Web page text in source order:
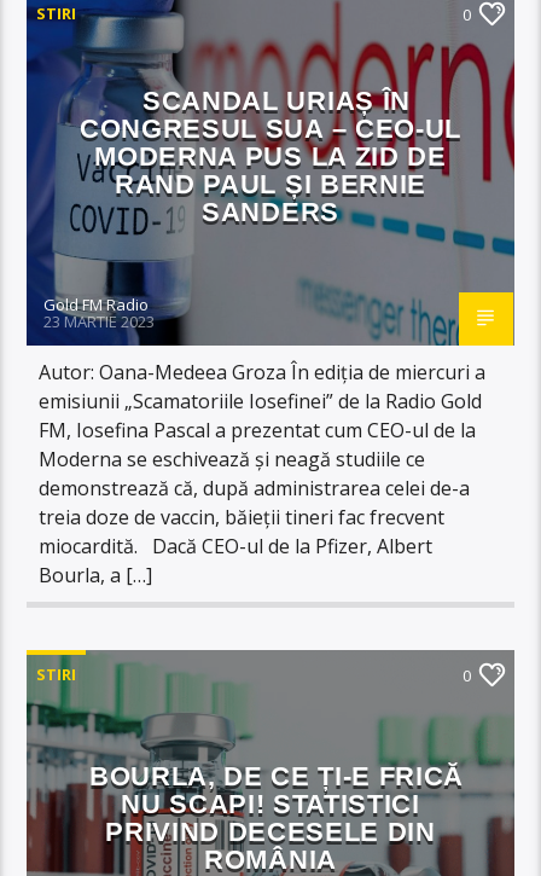
STIRI 0
SCANDAL URIAȘ ÎN
CONGRESUL SUA – CEO-UL
MODERNA PUS LA ZID DE
RAND PAUL ȘI BERNIE
SANDERS
Gold FM Radio
23 MARTIE 2023
Autor: Oana-Medeea Groza În ediția de miercuri a
emisiunii „Scamatoriile Iosefinei” de la Radio Gold
FM, Iosefina Pascal a prezentat cum CEO-ul de la
Moderna se eschivează și neagă studiile ce
demonstrează că, după administrarea celei de-a
treia doze de vaccin, băieții tineri fac frecvent
miocardită. Dacă CEO-ul de la Pfizer, Albert
Bourla, a […]
STIRI 0
BOURLA, DE CE ȚI-E FRICĂ
NU SCAPI! STATISTICI
PRIVIND DECESELE DIN
ROMÂNIA